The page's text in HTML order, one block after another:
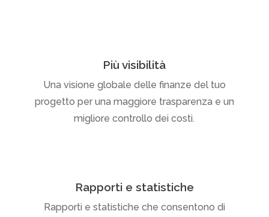
Più visibilità
Una visione globale delle finanze del tuo
progetto per una maggiore trasparenza e un
migliore controllo dei costi.
Rapporti e statistiche
Rapporti e statistiche che consentono di